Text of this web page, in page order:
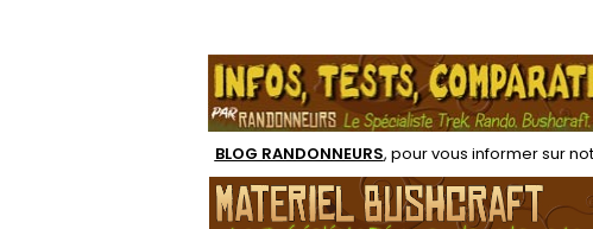
revêtement gomme de
bonne prises en mains. Etui
Nylon. EDITION LIMITEE
BLOG RANDONNEURS, pour vous informer sur